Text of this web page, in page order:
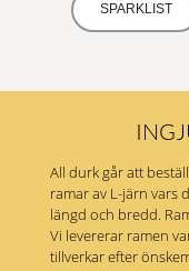
SPARKLIST
All durk går att
ramar av L-järn vars
längd och bredd.
Vi levererar ramen
tillverkar efter